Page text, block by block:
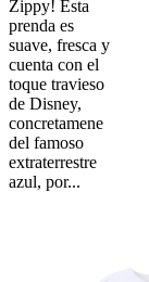
Zippy! Esta
prenda es
suave, fresca y
cuenta con el
toque travieso
de Disney,
concretamene
del famoso
extraterrestre
azul, por...